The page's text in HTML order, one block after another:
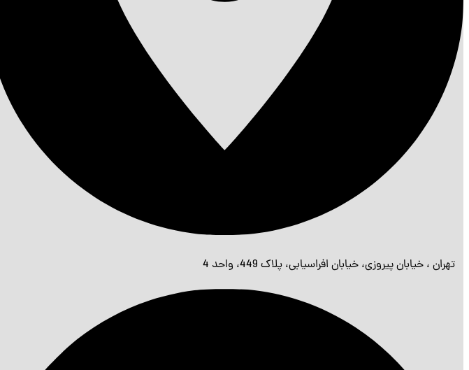
تهران ، خیابان پیروزی، خیابان افراسیابی، پلاک 449، واحد 4